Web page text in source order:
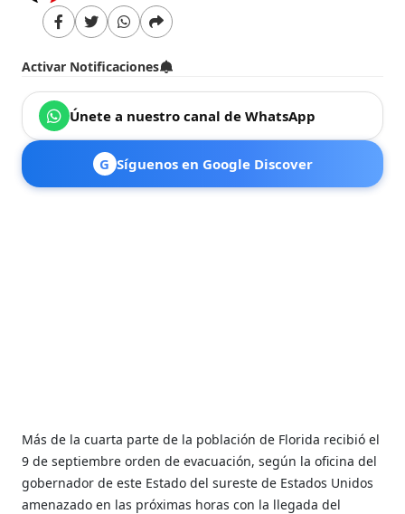
Activar Notificaciones
Únete a nuestro canal de WhatsApp
G Síguenos en Google Discover
Más de la cuarta parte de la población de Florida recibió el
9 de septiembre orden de evacuación, según la oficina del
gobernador de este Estado del sureste de Estados Unidos
amenazado en las próximas horas con la llegada del